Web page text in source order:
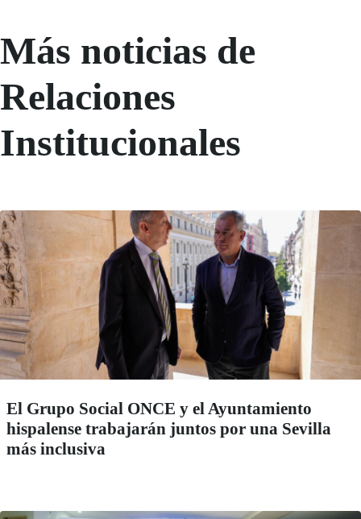
Más noticias de
Relaciones
Institucionales
El Grupo Social ONCE y el Ayuntamiento
hispalense trabajarán juntos por una Sevilla
más inclusiva